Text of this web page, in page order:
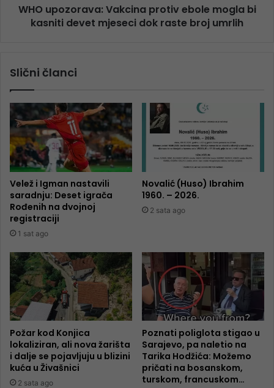
WHO upozorava: Vakcina protiv ebole mogla bi
kasniti devet mjeseci dok raste broj umrlih
Slični članci
Velež i Igman nastavili
saradnju: Deset igrača
Rođenih na dvojnoj
registraciji
1 sat ago
Novalić (Huso) Ibrahim
1960. – 2026.
2 sata ago
Požar kod Konjica
lokaliziran, ali nova žarišta
i dalje se pojavljuju u blizini
kuća u Živašnici
2 sata ago
Poznati poliglota stigao u
Sarajevo, pa naletio na
Tarika Hodžića: Možemo
pričati na bosanskom,
turskom, francuskom…